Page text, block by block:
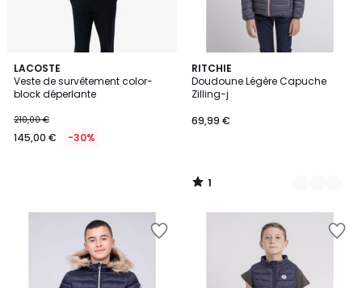
LACOSTE
Veste de survêtement color-
block déperlante
210,00 €
145,00 € -30%
RITCHIE
Doudoune Légère Capuche
Zilling-j
69,99 €
1
/
5
3
Couleurs
1
/